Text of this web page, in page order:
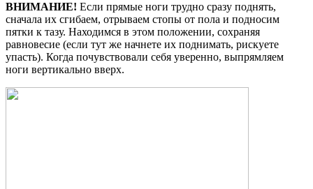
ВНИМАНИЕ! Если прямые ноги трудно сразу поднять,
сначала их сгибаем, отрываем стопы от пола и подносим
пятки к тазу. Находимся в этом положении, сохраняя
равновесие (если тут же начнете их поднимать, рискуете
упасть). Когда почувствовали себя уверенно, выпрямляем
ноги вертикально вверх.